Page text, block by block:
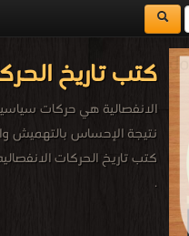
كتب تاريخ
الانفصالية هي حركات
نتيجة الإحساس بالتهميش
كتب تاريخ الحركات
.